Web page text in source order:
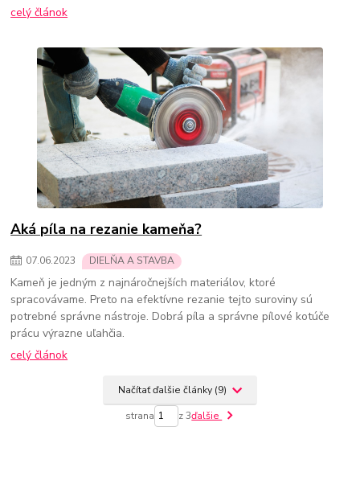
celý článok
Aká píla na rezanie kameňa?
07.06.2023 DIELŇA A STAVBA
Kameň je jedným z najnáročnejších materiálov, ktoré
spracovávame. Preto na efektívne rezanie tejto suroviny sú
potrebné správne nástroje. Dobrá píla a správne pílové kotúče
prácu výrazne uľahčia.
celý článok
Načítať ďalšie články (9)
strana z 3ďalšie